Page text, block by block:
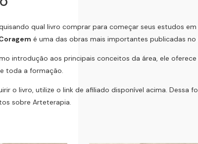
qual livro comprar para começar seus estudos
é uma das obras mais importantes publicadas no
introdução aos principais conceitos da área, ele
toda a formação.
o livro, utilize o link de afiliado disponível acima. Dessa
sobre Arteterapia.